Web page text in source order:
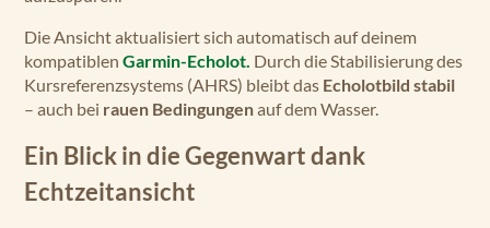
Die Ansicht aktualisiert sich automatisch auf deinem
kompatiblen Garmin-Echolot. Durch die Stabilisierung des
Kursreferenzsystems (AHRS) bleibt das Echolotbild stabil
– auch bei rauen Bedingungenauf dem Wasser.
Ein Blick in die Gegenwart dank
Echtzeitansicht